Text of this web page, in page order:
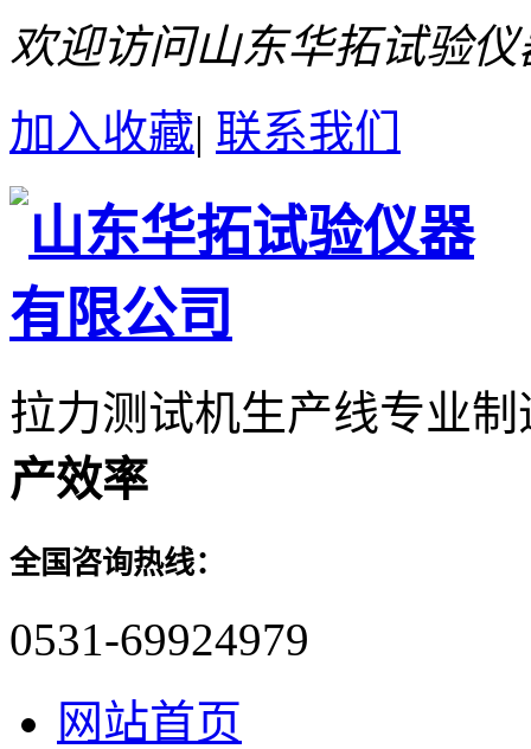
欢迎访问山东华拓试验
加入收藏| 联系我们
拉力测试机生产线专业
产效率
全国咨询热线：
0531-69924979
网站首页